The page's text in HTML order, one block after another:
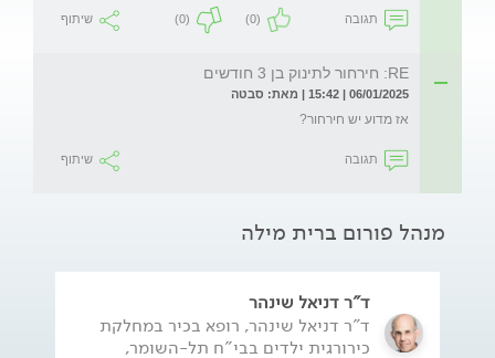
תגובה (0)
(0) שיתוף
RE: חירחור לתינוק בן 3 חודשים
06/01/2025 | 15:42 | מאת: סבטה
אז מדוע יש חירחור?
תגובה שיתוף
מנהל פורום ברית מילה
ד"ר דניאל שינהר
ד"ר דניאל שינהר, רופא בכיר במחלקת
כירורגית ילדים בבי"ח תל-השומר,